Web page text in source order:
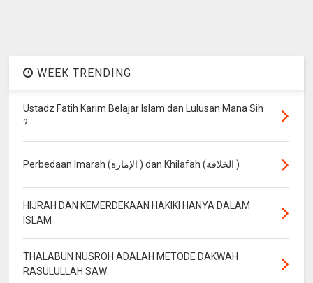
WEEK TRENDING
Ustadz Fatih Karim Belajar Islam dan Lulusan Mana Sih
?
Perbedaan Imarah (الإمارة ) dan Khilafah (الخلافة )
HIJRAH DAN KEMERDEKAAN HAKIKI HANYA DALAM
ISLAM
THALABUN NUSROH ADALAH METODE DAKWAH
RASULULLAH SAW